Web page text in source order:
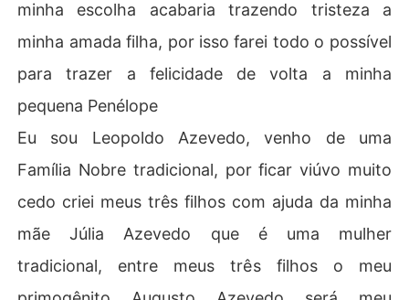
minha escolha acabaria trazendo tristeza a
minha amada filha, por isso farei todo o possível
para trazer a felicidade de volta a minha
pequena Penélope
Eu sou Leopoldo Azevedo, venho de uma
Família Nobre tradicional, por ficar viúvo muito
cedo criei meus três filhos com ajuda da minha
mãe Júlia Azevedo que é uma mulher
tradicional, entre meus três filhos o meu